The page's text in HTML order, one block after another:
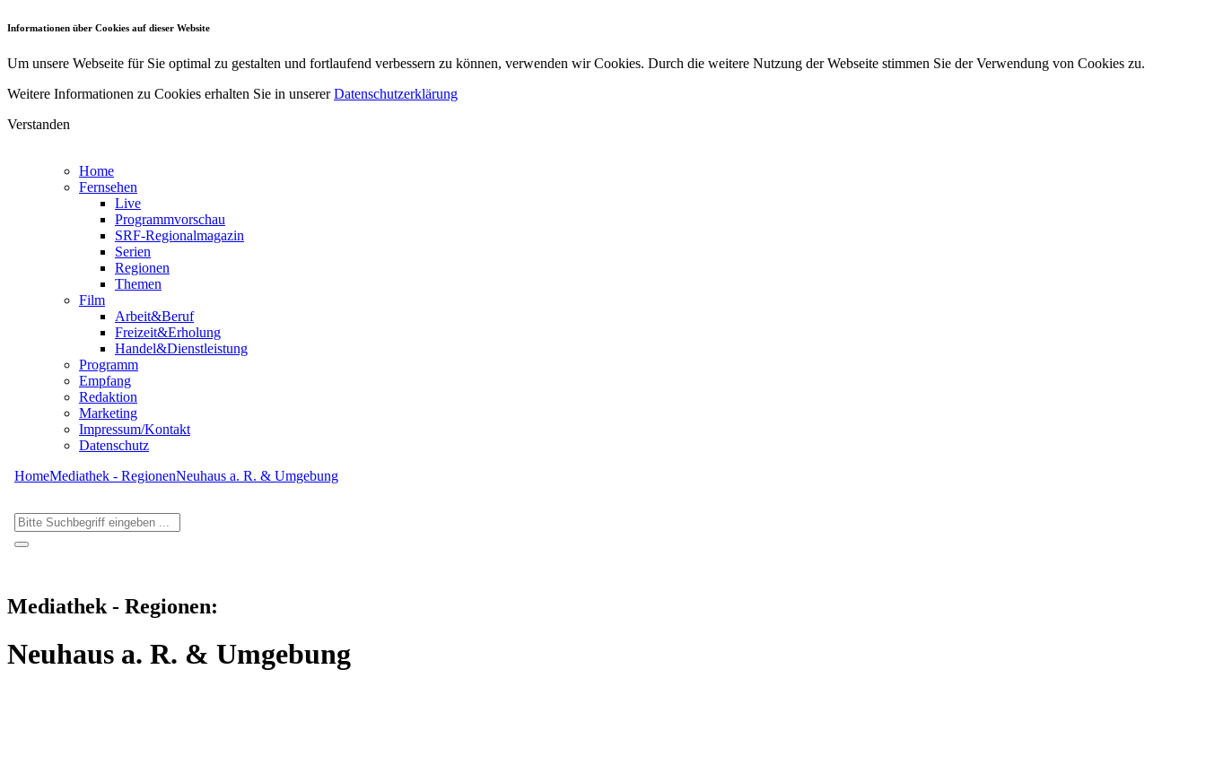
Informationen über Cookies auf dieser Website
Um unsere Webseite für Sie optimal zu gestalten und fortlaufend verbessern zu können, verwenden wir Cookies. Durch die weitere Nutzung der Webseite stimmen Sie der Verwendung von Cookies zu.
Weitere Informationen zu Cookies erhalten Sie in unsererDatenschutzerklärung
Verstanden
Home
Fernsehen
Live
Programmvorschau
SRF-Regionalmagazin
Serien
Regionen
Themen
Film
Arbeit&Beruf
Freizeit&Erholung
Handel&Dienstleistung
Programm
Empfang
Redaktion
Marketing
Impressum/Kontakt
Datenschutz
HomeMediathek - RegionenNeuhaus a. R. & Umgebung
Mediathek - Regionen:
Neuhaus a. R. & Umgebung